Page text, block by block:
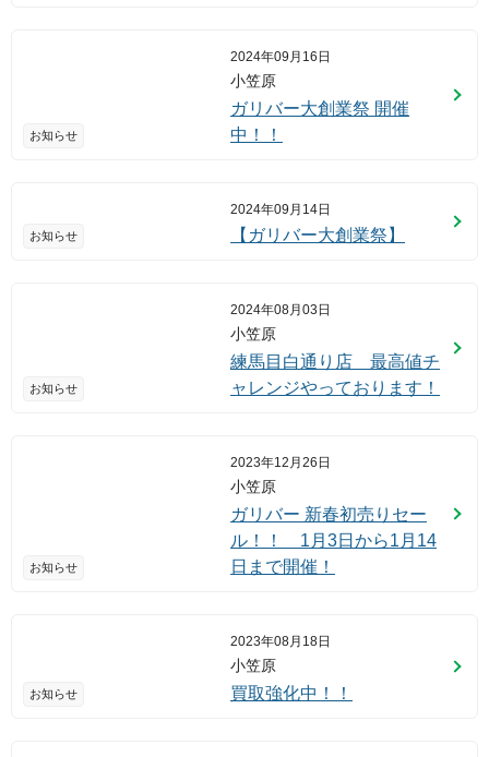
お知らせ
2024年09月16日
小笠原
ガリバー大創業祭 開催
中！！
お知らせ
2024年09月14日
【ガリバー大創業祭】
お知らせ
2024年08月03日
小笠原
練馬目白通り店 最高値チ
ャレンジやっております！
お知らせ
2023年12月26日
小笠原
ガリバー 新春初売りセー
ル！！ 1月3日から1月14
日まで開催！
お知らせ
2023年08月18日
小笠原
買取強化中！！